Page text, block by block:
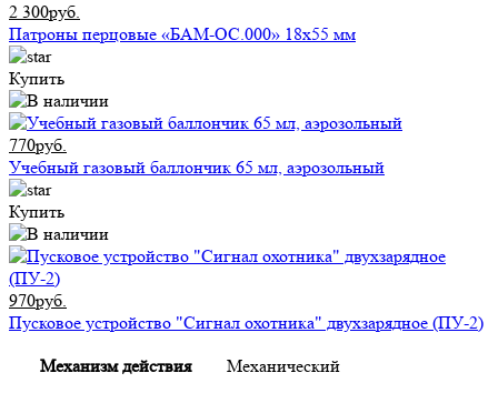
2 300руб.
Патроны перцовые «БАМ-ОС.000» 18х55 мм
Купить
770руб.
Учебный газовый баллончик 65 мл, аэрозольный
Купить
970руб.
Пусковое устройство "Сигнал охотника" двухзарядное (ПУ-2)
Механизм действия Механический